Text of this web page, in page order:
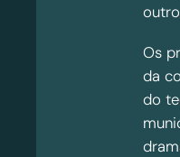
Os
da
do